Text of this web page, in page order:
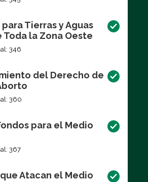
Tierras y Aguas
Toda la Zona Oeste
346
del Derecho de
360
para el Medio
367
Atacan el Medio